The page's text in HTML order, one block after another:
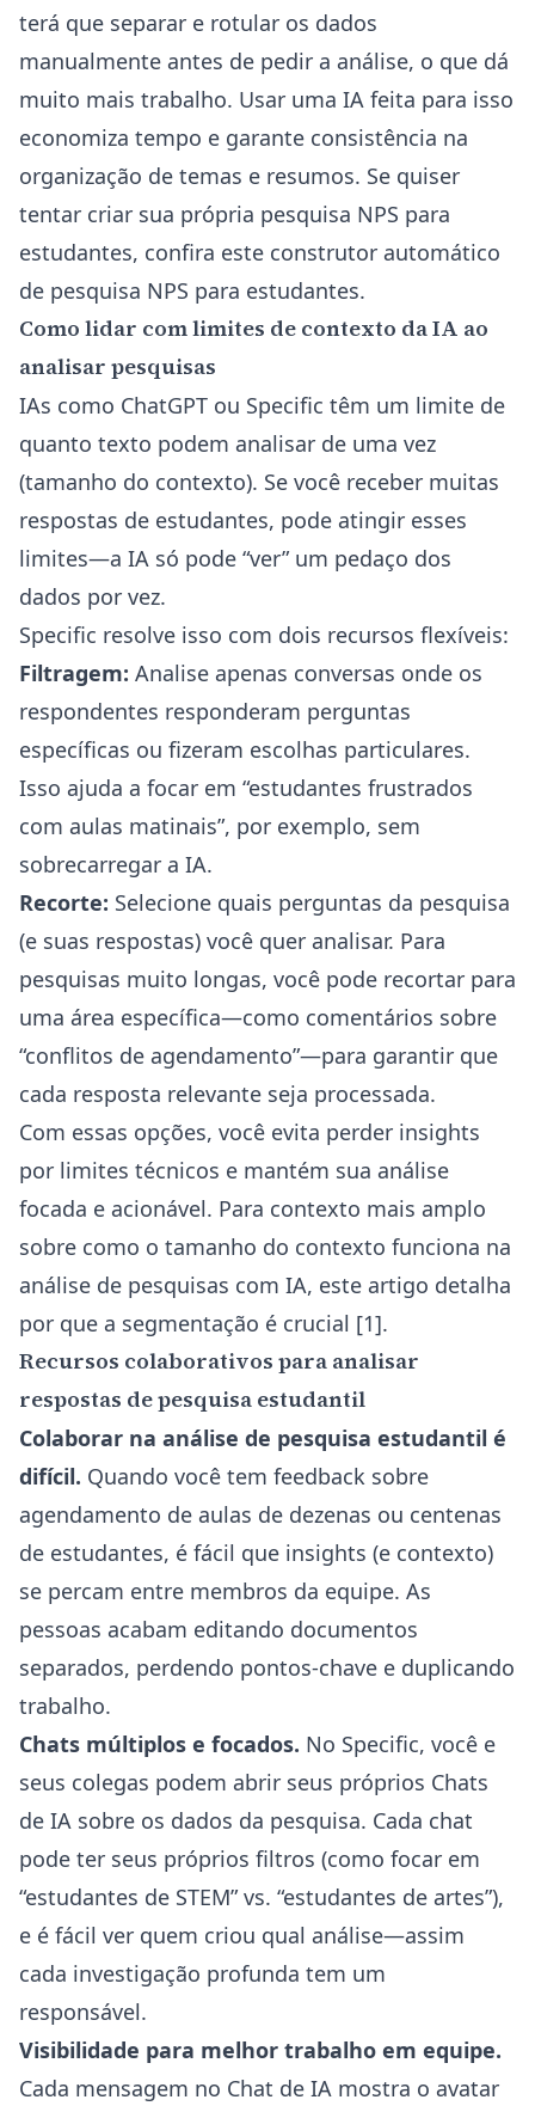
terá que separar e rotular os dados
manualmente antes de pedir a análise, o que dá
muito mais trabalho. Usar uma IA feita para isso
economiza tempo e garante consistência na
organização de temas e resumos. Se quiser
tentar criar sua própria pesquisa NPS para
estudantes, confira este construtor automático
de pesquisa NPS para estudantes.
Como lidar com limites de contexto da IA ao
analisar pesquisas
IAs como ChatGPT ou Specific têm um limite de
quanto texto podem analisar de uma vez
(tamanho do contexto). Se você receber muitas
respostas de estudantes, pode atingir esses
limites—a IA só pode “ver” um pedaço dos
dados por vez.
Specific resolve isso com dois recursos flexíveis:
Filtragem: Analise apenas conversas onde os
respondentes responderam perguntas
específicas ou fizeram escolhas particulares.
Isso ajuda a focar em “estudantes frustrados
com aulas matinais”, por exemplo, sem
sobrecarregar a IA.
Recorte: Selecione quais perguntas da pesquisa
(e suas respostas) você quer analisar. Para
pesquisas muito longas, você pode recortar para
uma área específica—como comentários sobre
“conflitos de agendamento”—para garantir que
cada resposta relevante seja processada.
Com essas opções, você evita perder insights
por limites técnicos e mantém sua análise
focada e acionável. Para contexto mais amplo
sobre como o tamanho do contexto funciona na
análise de pesquisas com IA, este artigo detalha
por que a segmentação é crucial [1].
Recursos colaborativos para analisar
respostas de pesquisa estudantil
Colaborar na análise de pesquisa estudantil é
difícil. Quando você tem feedback sobre
agendamento de aulas de dezenas ou centenas
de estudantes, é fácil que insights (e contexto)
se percam entre membros da equipe. As
pessoas acabam editando documentos
separados, perdendo pontos-chave e duplicando
trabalho.
Chats múltiplos e focados. No Specific, você e
seus colegas podem abrir seus próprios Chats
de IA sobre os dados da pesquisa. Cada chat
pode ter seus próprios filtros (como focar em
“estudantes de STEM” vs. “estudantes de artes”),
e é fácil ver quem criou qual análise—assim
cada investigação profunda tem um
responsável.
Visibilidade para melhor trabalho em equipe.
Cada mensagem no Chat de IA mostra o avatar